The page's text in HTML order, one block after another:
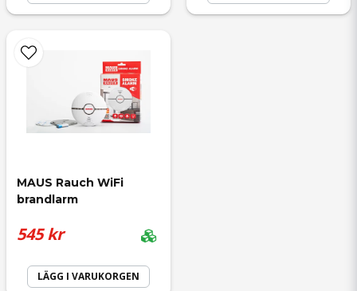
MAUS Rauch WiFi
brandlarm
545 kr
LÄGG I VARUKORGEN